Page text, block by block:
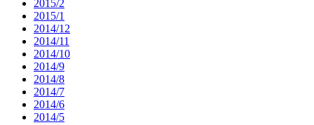
2015/2
2015/1
2014/12
2014/11
2014/10
2014/9
2014/8
2014/7
2014/6
2014/5